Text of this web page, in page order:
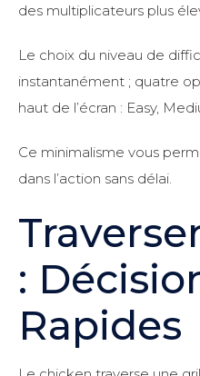
des multiplicateurs plus
Le choix du niveau de
instantanément ; quatre
haut de l’écran : Easy,
Ce minimalisme vous
dans l’action sans délai.
:
Rapides